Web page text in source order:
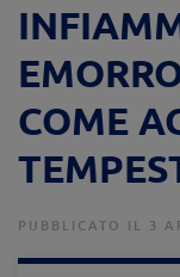
COME
PUBBLICATO IL 3